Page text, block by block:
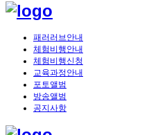
패러러브안내
체험비행안내
체험비행신청
교육과정안내
포토앨범
방송앨범
공지사항